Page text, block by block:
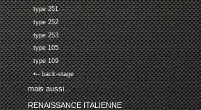
type 251
type 252
type 253
type 105
type 109
•-- back-stage
mais aussi...
RENAISSANCE ITALIENNE